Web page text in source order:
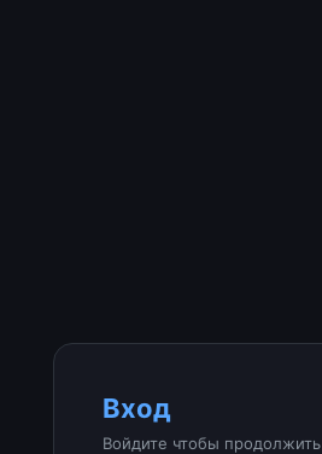
Вход
Войдите чтобы продолжить